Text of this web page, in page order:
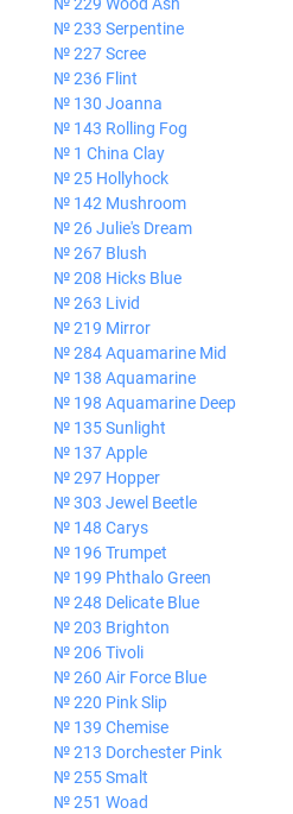
№ 229 Wood Ash
№ 233 Serpentine
№ 227 Scree
№ 236 Flint
№ 130 Joanna
№ 143 Rolling Fog
№ 1 China Clay
№ 25 Hollyhock
№ 142 Mushroom
№ 26 Julie's Dream
№ 267 Blush
№ 208 Hicks Blue
№ 263 Livid
№ 219 Mirror
№ 284 Aquamarine Mid
№ 138 Aquamarine
№ 198 Aquamarine Deep
№ 135 Sunlight
№ 137 Apple
№ 297 Hopper
№ 303 Jewel Beetle
№ 148 Carys
№ 196 Trumpet
№ 199 Phthalo Green
№ 248 Delicate Blue
№ 203 Brighton
№ 206 Tivoli
№ 260 Air Force Blue
№ 220 Pink Slip
№ 139 Chemise
№ 213 Dorchester Pink
№ 255 Smalt
№ 251 Woad